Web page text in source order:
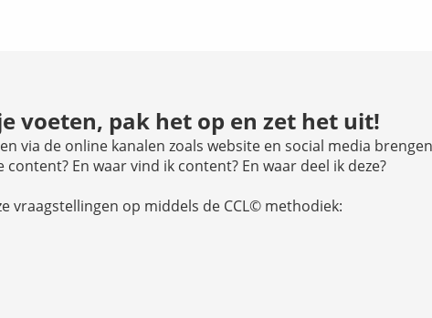
voeten, pak het op en zet het uit!
via de online kanalen zoals website en social media brengen
En waar vind ik content? En waar deel ik deze?
vraagstellingen op middels de CCL© methodiek: